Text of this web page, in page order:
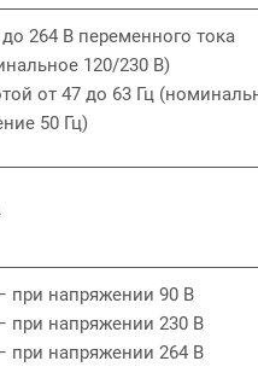
264 В переменного тока
120/230 В)
от 47 до 63 Гц
50 Гц)
при напряжении 90 В
при напряжении 230 В
при напряжении 264 В